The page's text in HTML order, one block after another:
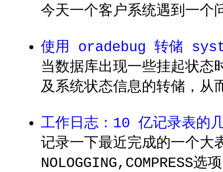
今天一个客户系统遇到一个
使用 oradebug 转储
当数据库出现一些挂起状
及系统状态信息的转储，从
工作日志：10 亿记录表的
记录一下最近完成的一个大
NOLOGGING,COMPRESS选